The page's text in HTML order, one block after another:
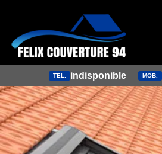
TEL. indisponible MOB.